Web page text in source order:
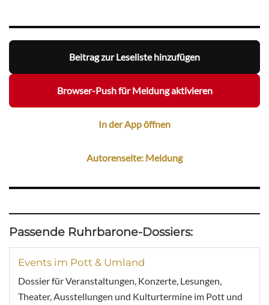
Beitrag zur Leseliste hinzufügen
Browser-Push für Meldung aktivieren
In der App öffnen
Autorenseite: Meldung
Passende Ruhrbarone-Dossiers:
Events im Pott & Umland
Dossier für Veranstaltungen, Konzerte, Lesungen,
Theater, Ausstellungen und Kulturtermine im Pott und